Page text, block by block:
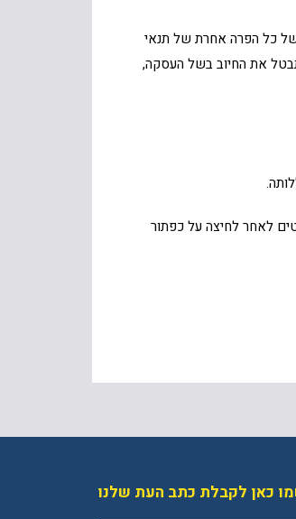
כל הפרה אחרת של תנאי
הביטול את הסכום ששולם, תבטל את החיוב בשל העסקה,
לאחר לחיצה על כפתור
כאן לקבלת כתב העת שלנו